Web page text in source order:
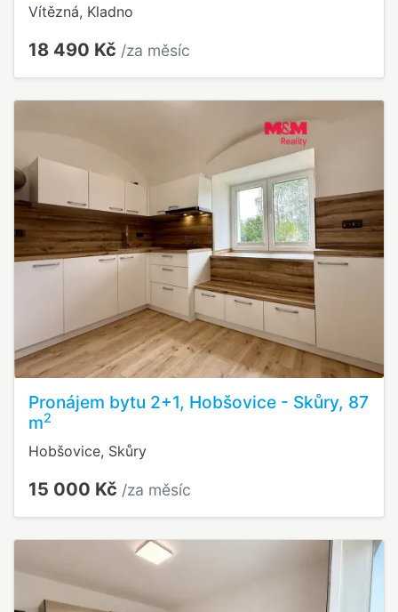
Vítězná, Kladno
18 490 Kč /za měsíc
Pronájem bytu 2+1, Hobšovice - Skůry, 87
m2
Hobšovice, Skůry
15 000 Kč /za měsíc